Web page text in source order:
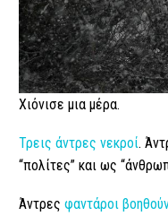
Χιόνισε μια μέρα.
Τρεις άντρες νεκροί.
“πολίτες” και ως
Άντρες φαντάροι